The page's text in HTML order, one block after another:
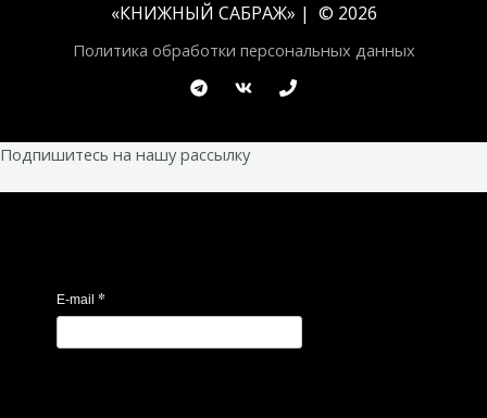
«КНИЖНЫЙ САБРАЖ» | © 2026
Политика обработки персональных данных
Подпишитесь на нашу рассылку
E-mail *